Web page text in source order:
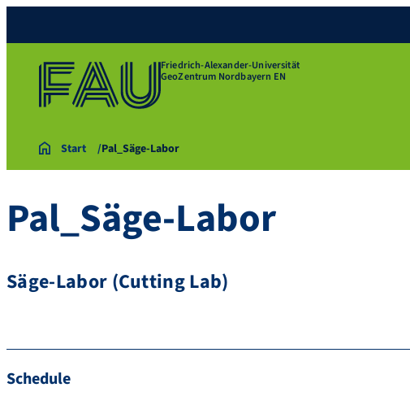
Friedrich-Alexander-Universität
GeoZentrum Nordbayern EN
Start Pal_Säge-Labor
Pal_Säge-Labor
Säge-Labor (Cutting Lab)
Schedule